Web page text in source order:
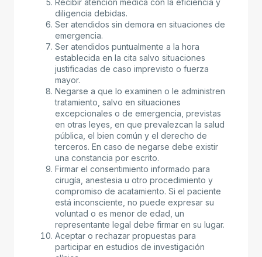
Recibir atención médica con la eficiencia y
diligencia debidas.
Ser atendidos sin demora en situaciones de
emergencia.
Ser atendidos puntualmente a la hora
establecida en la cita salvo situaciones
justificadas de caso imprevisto o fuerza
mayor.
Negarse a que lo examinen o le administren
tratamiento, salvo en situaciones
excepcionales o de emergencia, previstas
en otras leyes, en que prevalezcan la salud
pública, el bien común y el derecho de
terceros. En caso de negarse debe existir
una constancia por escrito.
Firmar el consentimiento informado para
cirugía, anestesia u otro procedimiento y
compromiso de acatamiento. Si el paciente
está inconsciente, no puede expresar su
voluntad o es menor de edad, un
representante legal debe firmar en su lugar.
Aceptar o rechazar propuestas para
participar en estudios de investigación